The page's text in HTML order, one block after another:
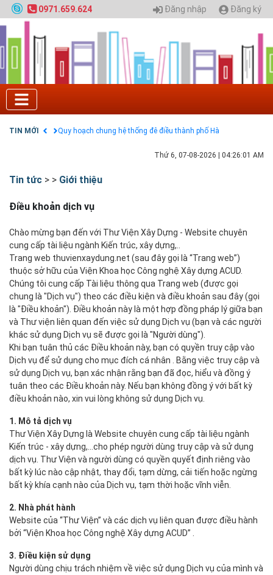
0971.659.624 Đăng nhập Đăng ký
TIN MỚI
Tuyển sinh 2025, Khoa kỹ thuật hạ tầng và môi
trường đô thị - Đại học Kiến trúc Hà Nội
Chính sách thanh toán
Điều khoản dịch vụ
trường đô thị - Đại học Kiến trúc Hà Nội
Quy hoạch chung hệ thống đê điều thành phố Hà
Nội
GIAO LƯU TRỰC TUYẾN - TƯ VẤN TUYỂN SINH ĐẠI
HỌC CHÍNH QUY ĐẠI HỌC KIẾN TRÚC NĂM 2020 -
Nạp EP vào tài khoản bằng thẻ cào điện thoại
Thứ 6, 07-08-2026 04:26:02 AM
Tin tức > > Giới thiệu
Điều khoản dịch vụ
Chào mừng bạn đến với Thư Viện Xây Dựng - Website chuyên
cung cấp tài liệu ngành Kiến trúc, xây dựng,..
Trang web thuvienxaydung.net (sau đây gọi là “Trang web”)
thuộc sở hữu của Viện Khoa học Công nghệ Xây dựng ACUD.
Chúng tôi cung cấp Tài liệu thông qua Trang web (được gọi
chung là "Dịch vụ") theo các điều kiện và điều khoản sau đây (gọi
là "Điều khoản"). Điều khoản này là một hợp đồng pháp lý giữa bạn
và Thư viện liên quan đến việc sử dụng Dịch vụ (bạn và các người
khác sử dụng Dịch vụ sẽ được gọi là "Người dùng").
Khi bạn tuân thủ các Điều khoản này, bạn có quyền truy cập vào
Dịch vụ để sử dụng cho mục đích cá nhân . Bằng việc truy cập và
sử dụng Dịch vụ, bạn xác nhận rằng bạn đã đọc, hiểu và đồng ý
tuân theo các Điều khoản này. Nếu bạn không đồng ý với bất kỳ
điều khoản nào, xin vui lòng không sử dụng Dịch vụ.
1. Mô tả dịch vụ
Thư Viện Xây Dựng là Website chuyên cung cấp tài liệu ngành
Kiến trúc - xây dựng,…cho phép người dùng truy cập và sử dụng
dịch vụ. Thư Viện và người dùng có quyền quyết định riêng vào
bất kỳ lúc nào cập nhật, thay đổi, tạm dừng, cải tiến hoặc ngừng
bất kỳ khía cạnh nào của Dịch vụ, tạm thời hoặc vĩnh viễn.
2. Nhà phát hành
Website của “Thư Viện” và các dịch vụ liên quan được điều hành
bởi “Viện Khoa học Công nghệ Xây dựng ACUD” .
3. Điều kiện sử dụng
Người dùng chịu trách nhiệm về việc sử dụng Dịch vụ của mình và